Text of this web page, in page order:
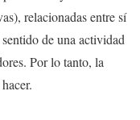
relacionadas entre sí
de una actividad
Por lo tanto, la